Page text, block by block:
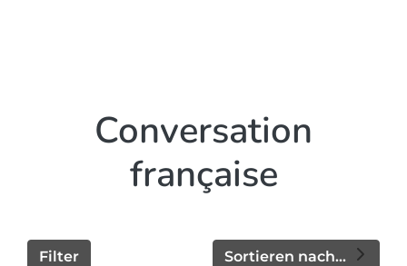
Conversation
française
Sortieren nach...
Filter